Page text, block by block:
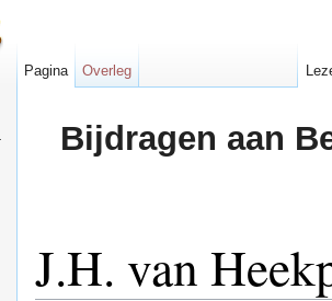
Bijdragen aan
J.H. van
Pagina Overleg